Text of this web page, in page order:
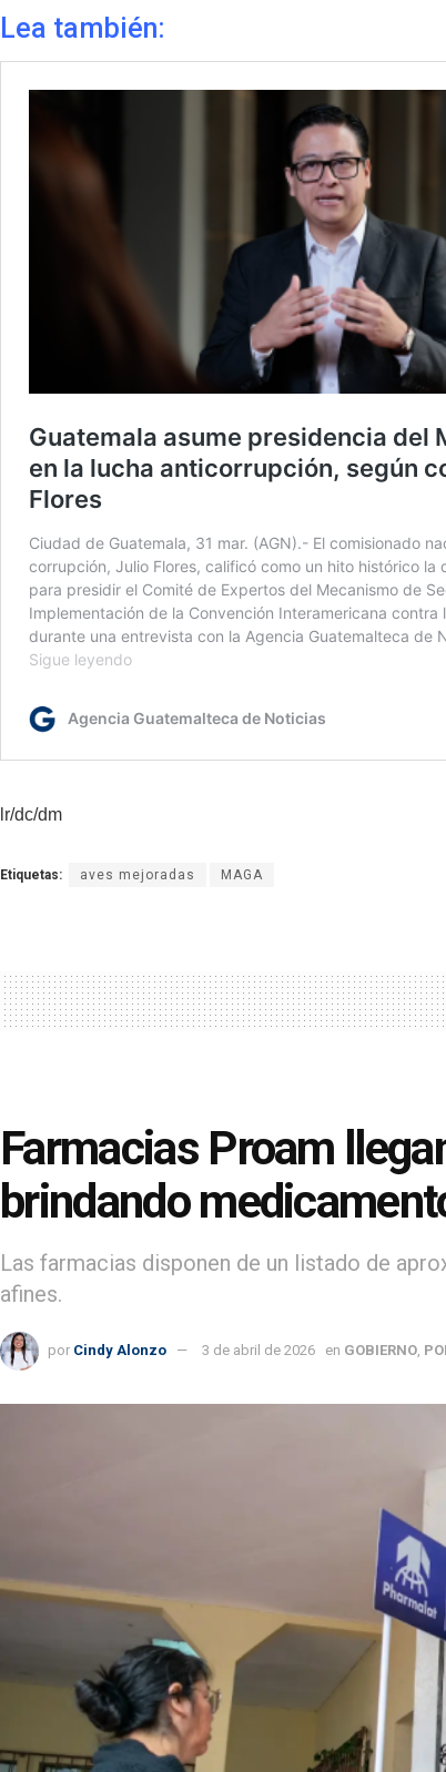
Lea también:
lr/dc/dm
Etiquetas: aves mejoradas MAGA
Farmacias Proam
brindando
Las farmacias disponen de un listado de
afines.
por Cindy Alonzo 3 de abril de 2026 en GOBIERNO,